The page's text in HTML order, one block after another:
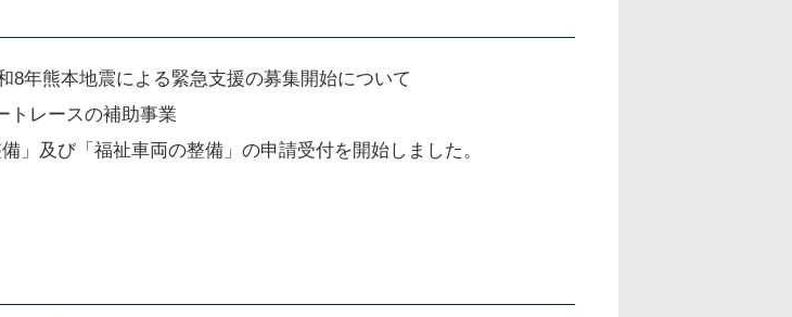
8年熊本地震による緊急支援の募集開始について
トレースの補助事業
」及び「福祉車両の整備」の申請受付を開始しました。